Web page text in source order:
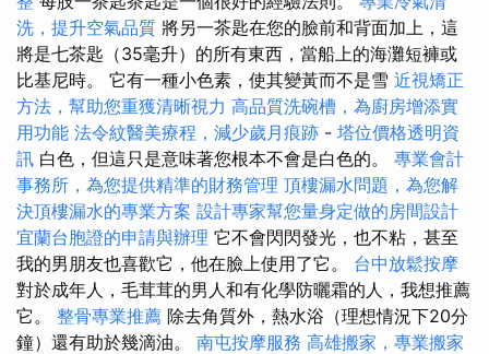
洗，提升空氣品質 將另一茶匙在您的臉前和背面加上，這
將是七茶匙（35毫升）的所有東西，當船上的海灘短褲或
比基尼時。 它有一種小色素，使其變黃而不是雪 近視矯正
方法，幫助您重獲清晰視力 高品質洗碗槽，為廚房增添實
用功能 法令紋醫美療程，減少歲月痕跡 - 塔位價格透明資
訊 白色，但這只是意味著您根本不會是白色的。 專業會計
事務所，為您提供精準的財務管理 頂樓漏水問題，為您解
決頂樓漏水的專業方案 設計專家幫您量身定做的房間設計
宜蘭台胞證的申請與辦理 它不會閃閃發光，也不粘，甚至
我的男朋友也喜歡它，他在臉上使用了它。 台中放鬆按摩
對於成年人，毛茸茸的男人和有化學防曬霜的人，我想推薦
它。 整骨專業推薦 除去角質外，熱水浴（理想情況下20分
鐘）還有助於幾滴油。 南屯按摩服務 高雄搬家，專業搬家